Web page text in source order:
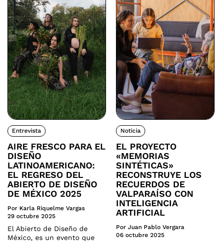
Entrevista
AIRE FRESCO PARA EL
DISEÑO
LATINOAMERICANO:
EL REGRESO DEL
ABIERTO DE DISEÑO
DE MÉXICO 2025
Por Karla Riquelme Vargas
29 octubre 2025
El Abierto de Diseño de
México, es un evento que
Noticia
EL PROYECTO
«MEMORIAS
SINTÉTICAS»
RECONSTRUYE LOS
RECUERDOS DE
VALPARAÍSO CON
INTELIGENCIA
ARTIFICIAL
Por Juan Pablo Vergara
06 octubre 2025